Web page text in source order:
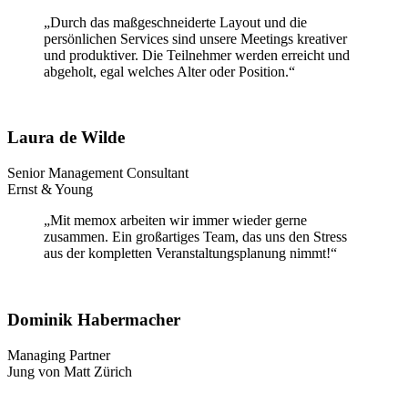
„Durch das maßgeschneiderte Layout und die
persönlichen Services sind unsere Meetings kreativer
und produktiver. Die Teilnehmer werden erreicht und
abgeholt, egal welches Alter oder Position.“
Laura de Wilde
Senior Management Consultant
Ernst & Young
„Mit memox arbeiten wir immer wieder gerne
zusammen. Ein großartiges Team, das uns den Stress
aus der kompletten Veranstaltungsplanung nimmt!“
Dominik Habermacher
Managing Partner
Jung von Matt Zürich